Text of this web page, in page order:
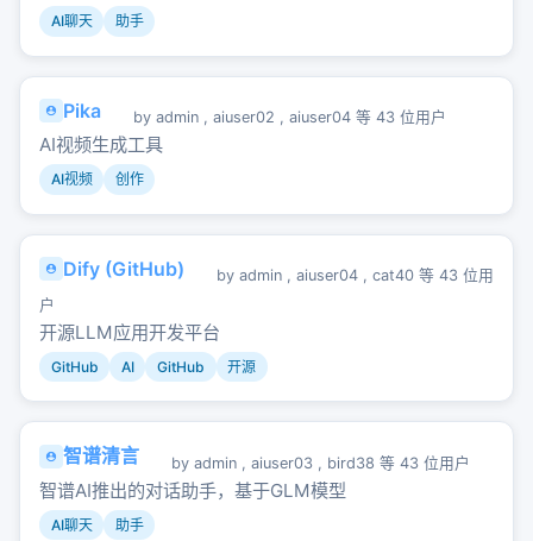
AI聊天 助手
Pika by admin , aiuser02 , aiuser04 等 43 位用户
AI视频生成工具
AI视频 创作
Dify (GitHub) by admin , aiuser04 , cat40 等 43 位用
户
开源LLM应用开发平台
GitHub AI GitHub 开源
智谱清言 by admin , aiuser03 , bird38 等 43 位用户
智谱AI推出的对话助手，基于GLM模型
AI聊天 助手